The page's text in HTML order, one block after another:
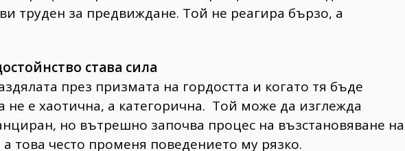
труден за предвиждане. Той не реагира бързо, а
става сила
през призмата на гордостта и когато тя бъде
не е хаотична, а категорична. Той може да изглежда
но вътрешно започва процес на възстановяване на
а това често променя поведението му рязко.